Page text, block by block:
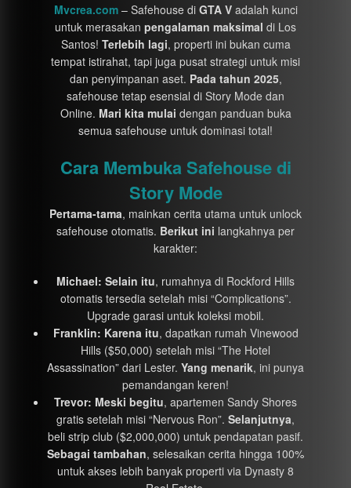
Mvcrea.com– Safehouse di GTA Vadalah kunci
untuk merasakan pengalaman maksimal di Los
Santos! Terlebih lagi, properti ini bukan cuma
tempat istirahat, tapi juga pusat strategi untuk misi
dan penyimpanan aset. Pada tahun 2025,
safehouse tetap esensial di Story Mode dan
Online. Mari kita mulai dengan panduan buka
semua safehouse untuk dominasi total!
Cara Membuka Safehouse di
Story Mode
Pertama-tama, mainkan cerita utama untuk unlock
safehouse otomatis. Berikut ini langkahnya per
karakter:
Michael: Selain itu, rumahnya di Rockford Hills
otomatis tersedia setelah misi “Complications”.
Upgrade garasi untuk koleksi mobil.
Franklin: Karena itu, dapatkan rumah Vinewood
Hills ($50,000) setelah misi “The Hotel
Assassination” dari Lester. Yang menarik, ini punya
pemandangan keren!
Trevor: Meski begitu, apartemen Sandy Shores
gratis setelah misi “Nervous Ron”. Selanjutnya,
beli strip club ($2,000,000) untuk pendapatan pasif.
Sebagai tambahan, selesaikan cerita hingga 100%
untuk akses lebih banyak properti via Dynasty 8